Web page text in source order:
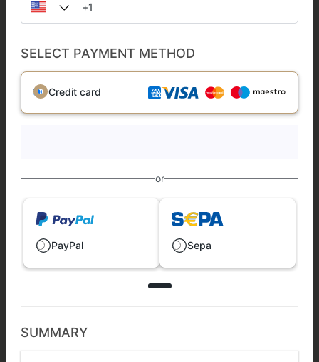
SELECT PAYMENT METHOD
Credit card
or
PayPal Sepa
SUMMARY